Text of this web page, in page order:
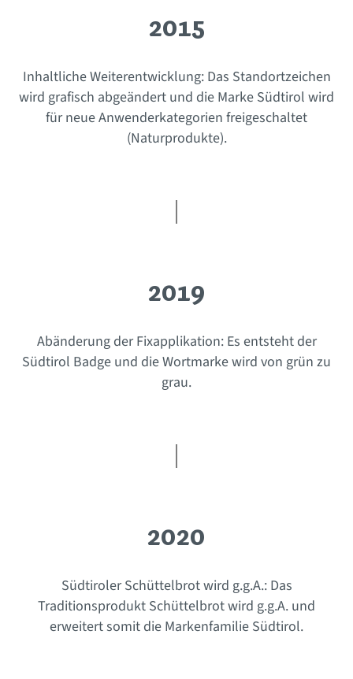
2015
Inhaltliche Weiterentwicklung: Das Standortzeichen
wird grafisch abgeändert und die Marke Südtirol wird
für neue Anwenderkategorien freigeschaltet
(Naturprodukte).
2019
Abänderung der Fixapplikation: Es entsteht der
Südtirol Badge und die Wortmarke wird von grün zu
grau.
2020
Südtiroler Schüttelbrot wird g.g.A.: Das
Traditionsprodukt Schüttelbrot wird g.g.A. und
erweitert somit die Markenfamilie Südtirol.